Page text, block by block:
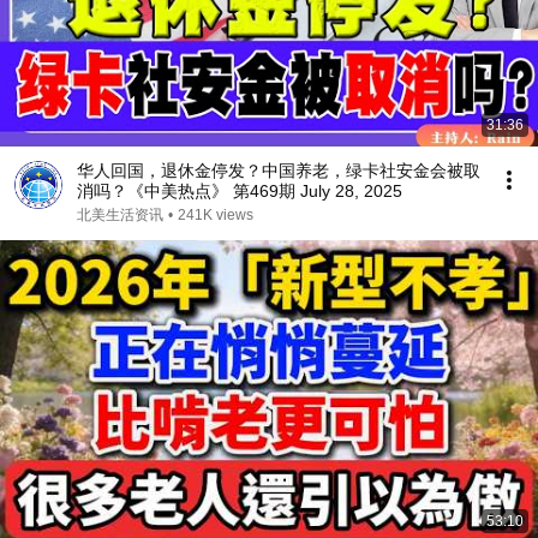
31:36
华人回国，退休金停发？中国养老，绿卡社安金会被取
消吗？《中美热点》 第469期 July 28, 2025
北美生活资讯 • 241K views
53:10